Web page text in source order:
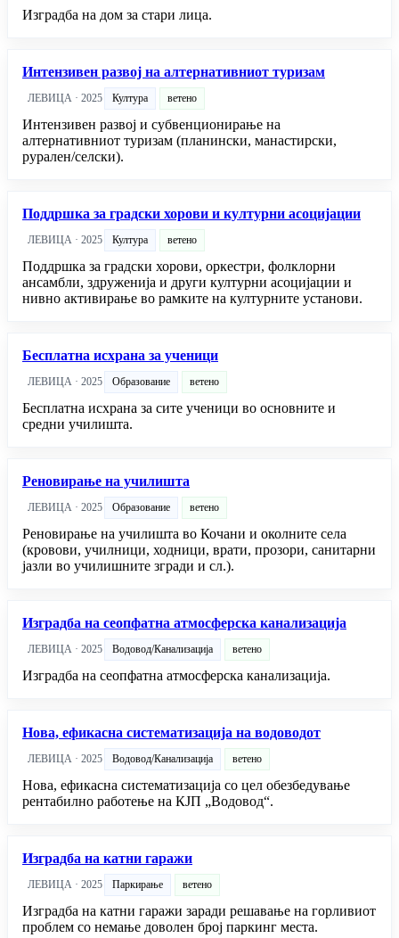
Изградба на дом за стари лица.
Интензивен развој на алтернативниот туризам
ЛЕВИЦА · 2025 Култура ветено
Интензивен развој и субвенционирање на
алтернативниот туризам (планински, манастирски,
рурален/селски).
Поддршка за градски хорови и културни асоцијации
ЛЕВИЦА · 2025 Култура ветено
Поддршка за градски хорови, оркестри, фолклорни
ансамбли, здруженија и други културни асоцијации и
нивно активирање во рамките на културните установи.
Бесплатна исхрана за ученици
ЛЕВИЦА · 2025 Образование ветено
Бесплатна исхрана за сите ученици во основните и
средни училишта.
Реновирање на училишта
ЛЕВИЦА · 2025 Образование ветено
Реновирање на училишта во Кочани и околните села
(кровови, училници, ходници, врати, прозори, санитарни
јазли во училишните згради и сл.).
Изградба на сеопфатна атмосферска канализација
ЛЕВИЦА · 2025 Водовод/Канализација ветено
Изградба на сеопфатна атмосферска канализација.
Нова, ефикасна систематизација на водоводот
ЛЕВИЦА · 2025 Водовод/Канализација ветено
Нова, ефикасна систематизација со цел обезбедување
рентабилно работење на КЈП „Водовод“.
Изградба на катни гаражи
ЛЕВИЦА · 2025 Паркирање ветено
Изградба на катни гаражи заради решавање на горливиот
проблем со немање доволен број паркинг места.